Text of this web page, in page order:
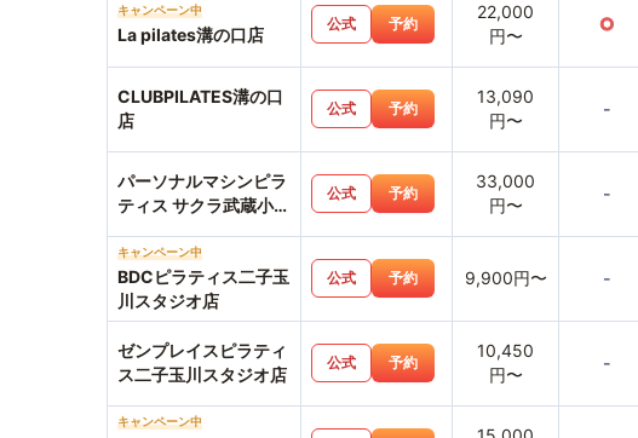
キャンペーン中
La pilates溝の口店
公式 予約
22,000
円〜
○
CLUBPILATES溝の口
店
公式 予約
13,090
円〜
-
パーソナルマシンピラ
ティス サクラ武蔵小杉
公式 予約
33,000
円〜
-
キャンペーン中
BDCピラティス二子玉
川スタジオ店
公式 予約 9,900円〜 -
ゼンプレイスピラティ
ス二子玉川スタジオ店
公式 予約
10,450
円〜
-
キャンペーン中